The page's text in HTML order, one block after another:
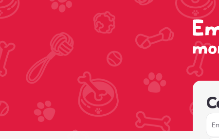
/sign-in?nextPage=%2Fview-profile%2Fe4f9fdad-42ec-